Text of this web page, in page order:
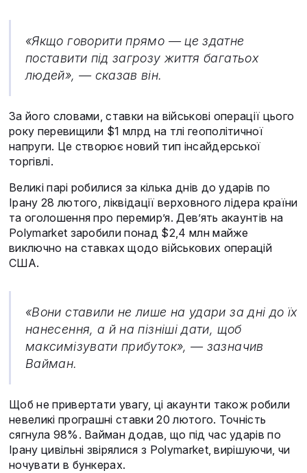
«Якщо говорити прямо — це здатне
поставити під загрозу життя багатьох
людей», — сказав він.
За його словами, ставки на військові операції цього
року перевищили $1 млрд на тлі геополітичної
напруги. Це створює новий тип інсайдерської
торгівлі.
Великі парі робилися за кілька днів до ударів по
Ірану 28 лютого, ліквідації верховного лідера країни
та оголошення про перемир’я. Дев’ять акаунтів на
Polymarket заробили понад $2,4 млн майже
виключно на ставках щодо військових операцій
США.
«Вони ставили не лише на удари за дні до їх
нанесення, а й на пізніші дати, щоб
максимізувати прибуток», — зазначив
Вайман.
Щоб не привертати увагу, ці акаунти також робили
невеликі програшні ставки 20 лютого. Точність
сягнула 98%. Вайман додав, що під час ударів по
Ірану цивільні звірялися з Polymarket, вирішуючи, чи
ночувати в бункерах.